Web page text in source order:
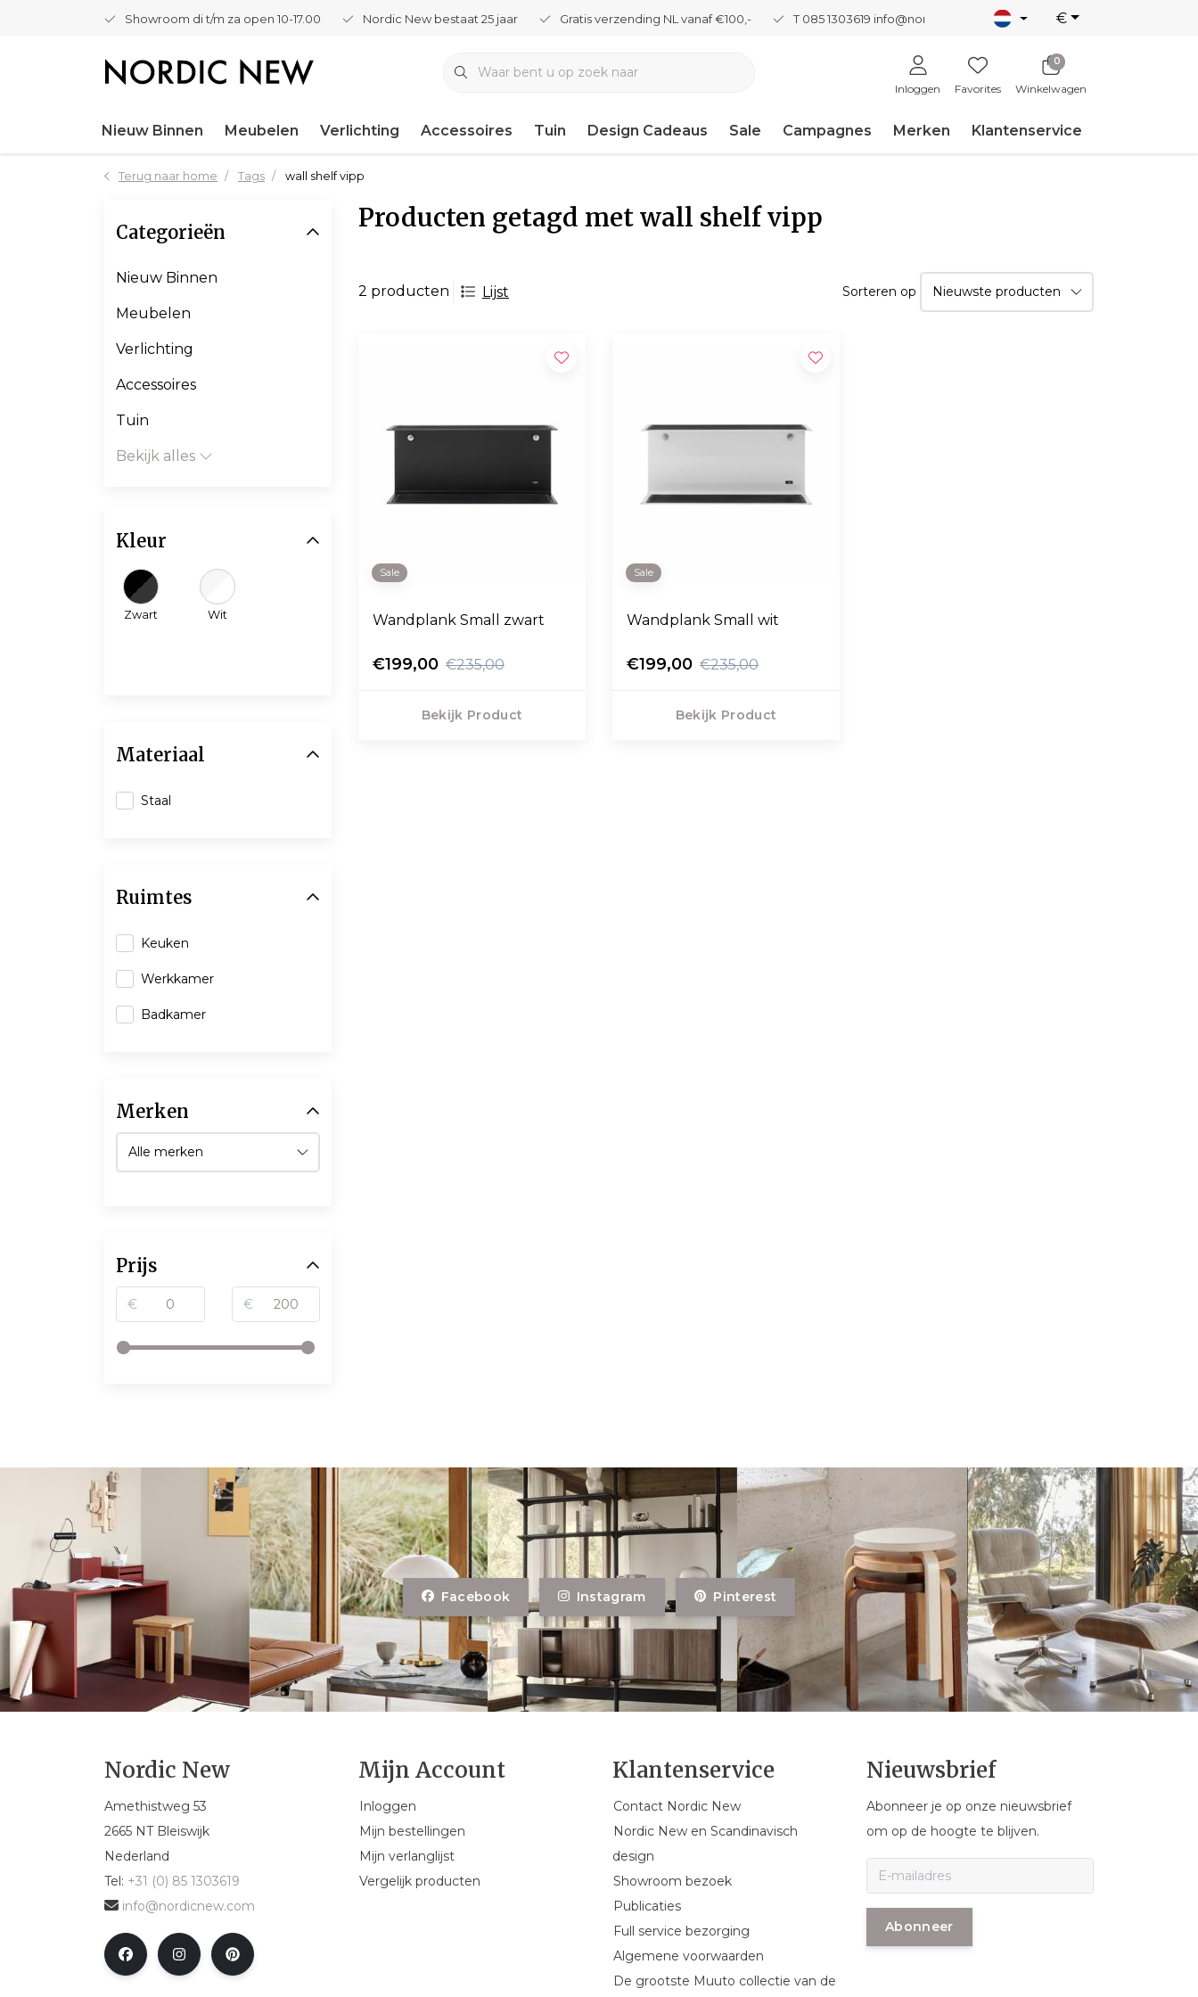
Showroom di t/m za open 10-17.00 Nordic New bestaat 25 jaar Gratis verzending NL vanaf €100,- T 085 1303619 info@nordicnew.nl €
Inloggen Favorites
0
Winkelwagen
Nieuw Binnen Meubelen Verlichting Accessoires Tuin Design Cadeaus Sale Campagnes Merken Klantenservice
Terug naar home Tags wall shelf vipp
Producten getagd met wall shelf vipp
2 producten Lijst Sorteren op
Sale
Wandplank Small zwart
€199,00 €235,00
Bekijk Product
Sale
Wandplank Small wit
€199,00 €235,00
Bekijk Product
Categorieën
Nieuw Binnen
Meubelen
Verlichting
Accessoires
Tuin
Bekijk alles
Kleur
Zwart Wit
Materiaal
Staal
Ruimtes
Keuken
Werkkamer
Badkamer
Merken
Prijs
€ €
Facebook Instagram Pinterest
Nordic New
Amethistweg 53
2665 NT Bleiswijk
Nederland
Tel: +31 (0) 85 1303619
info@nordicnew.com
Mijn Account
Inloggen
Mijn bestellingen
Mijn verlanglijst
Vergelijk producten
Klantenservice
Contact Nordic New
Nordic New en Scandinavisch
design
Showroom bezoek
Publicaties
Full service bezorging
Algemene voorwaarden
De grootste Muuto collectie van de
Nieuwsbrief
Abonneer je op onze nieuwsbrief
om op de hoogte te blijven.
Abonneer